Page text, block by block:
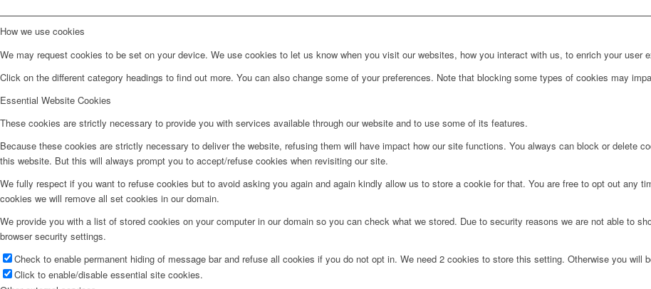
How we use cookies
We may request cookies to be set on your device. We use cookies to let us know when you visit our websites, how you interact with us, to enrich your user
Click on the different category headings to find out more. You can also change some of your preferences. Note that blocking some types of cookies may
Essential Website Cookies
These cookies are strictly necessary to provide you with services available through our website and to use some of its features.
Because these cookies are strictly necessary to deliver the website, refusing them will have impact how our site functions. You always can block or delete
this website. But this will always prompt you to accept/refuse cookies when revisiting our site.
We fully respect if you want to refuse cookies but to avoid asking you again and again kindly allow us to store a cookie for that. You are free to opt out any
cookies we will remove all set cookies in our domain.
We provide you with a list of stored cookies on your computer in our domain so you can check what we stored. Due to security reasons we are not able to
browser security settings.
Check to enable permanent hiding of message bar and refuse all cookies if you do not opt in. We need 2 cookies to store this setting. Otherwise you will
Click to enable/disable essential site cookies.